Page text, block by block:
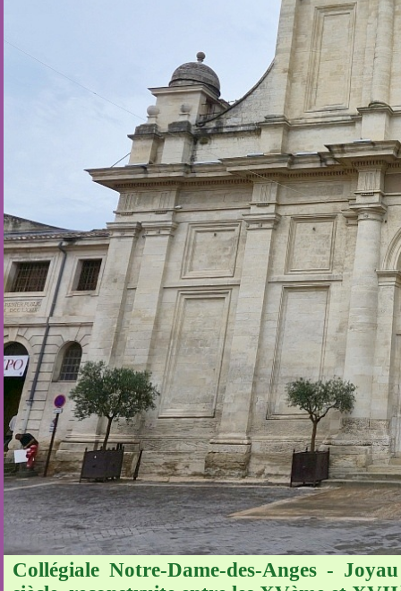
Collégiale Notre-Dame-des-Anges -